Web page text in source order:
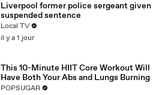
Liverpool former police sergeant given
suspended sentence
Local TV
il y a 1 jour
This 10-Minute HIIT Core Workout Will
Have Both Your Abs and Lungs Burning
POPSUGAR